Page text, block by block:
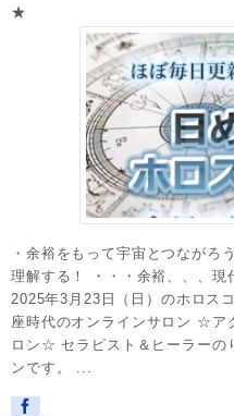
★
・余裕をもって宇宙とつながろ
理解する！ ・・・余裕、、、現
2025年3月23日（日）のホロス
座時代のオンラインサロン ☆ア
ロン☆ セラピスト＆ヒーラーの
ンです。 ...